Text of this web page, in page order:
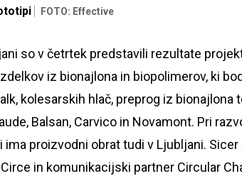
FOTO: Effective
so v četrtek predstavili rezultate
iz bionajlona in biopolimerov, ki
kolesarskih hlač, preprog iz
Balsan, Carvico in Novamont. Pri
ima proizvodni obrat tudi v Ljubljani.
Circe in komunikacijski partner Circular